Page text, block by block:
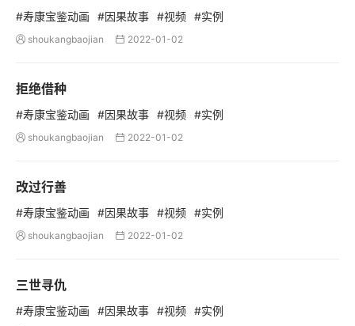
#寿康宝鉴动画 #因果故事 #视频 #实例
 shoukangbaojian  2022-01-02
拒绝借种
#寿康宝鉴动画 #因果故事 #视频 #实例
 shoukangbaojian  2022-01-02
改过行善
#寿康宝鉴动画 #因果故事 #视频 #实例
 shoukangbaojian  2022-01-02
三世寻仇
#寿康宝鉴动画 #因果故事 #视频 #实例